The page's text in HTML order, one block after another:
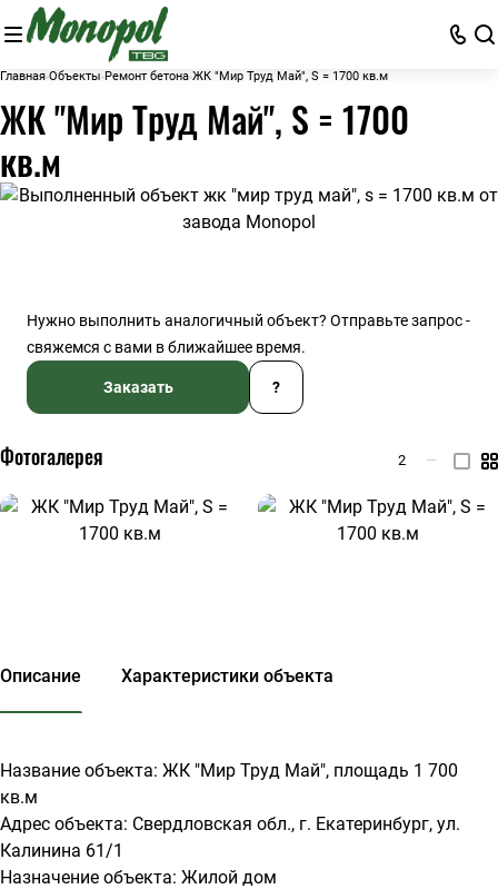
Главная Объекты Ремонт бетона ЖК "Мир Труд Май", S = 1700 кв.м
ЖК "Мир Труд Май", S = 1700
кв.м
Нужно выполнить аналогичный объект? Отправьте запрос -
свяжемся с вами в ближайшее время.
Заказать ?
Фотогалерея 2 —
Описание Характеристики объекта
Название объекта: ЖК "Мир Труд Май", площадь 1 700
кв.м
Адрес объекта: Свердловская обл., г. Екатеринбург, ул.
Калинина 61/1
Назначение объекта: Жилой дом